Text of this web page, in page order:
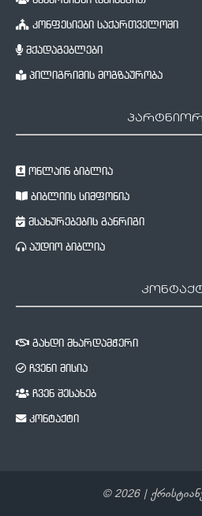
კონფესიები საქართველოში
მქადაგებლები
პილიგრიმის მოგზაურობა
ონლაინ ბიბლია
ბიბლიის სიმფონია
მსახურებების განრიგი
აუდიო ბიბლია
გახდი მხარდამჭერი
ჩვენი მისია
ჩვენ შესახებ
კონტაქტი
©2026|